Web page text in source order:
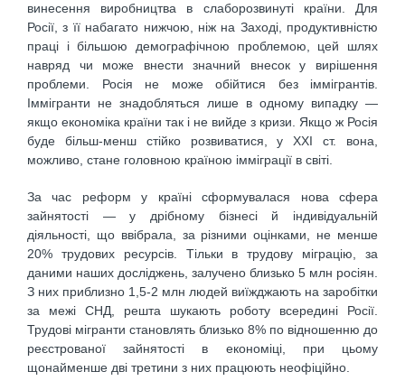
винесення виробництва в слаборозвинуті країни. Для
Росії, з її набагато нижчою, ніж на Заході, продуктивністю
праці і більшою демографічною проблемою, цей шлях
навряд чи може внести значний внесок у вирішення
проблеми. Росія не може обійтися без іммігрантів.
Іммігранти не знадобляться лише в одному випадку —
якщо економіка країни так і не вийде з кризи. Якщо ж Росія
буде більш-менш стійко розвиватися, у XXI ст. вона,
можливо, стане головною країною імміграції в світі.
За час реформ у країні сформувалася нова сфера
зайнятості — у дрібному бізнесі й індивідуальній
діяльності, що ввібрала, за різними оцінками, не менше
20% трудових ресурсів. Тільки в трудову міграцію, за
даними наших досліджень, залучено близько 5 млн росіян.
З них приблизно 1,5-2 млн людей виїжджають на заробітки
за межі СНД, решта шукають роботу всередині Росії.
Трудові мігранти становлять близько 8% по відношенню до
реєстрованої зайнятості в економіці, при цьому
щонайменше дві третини з них працюють неофіційно.